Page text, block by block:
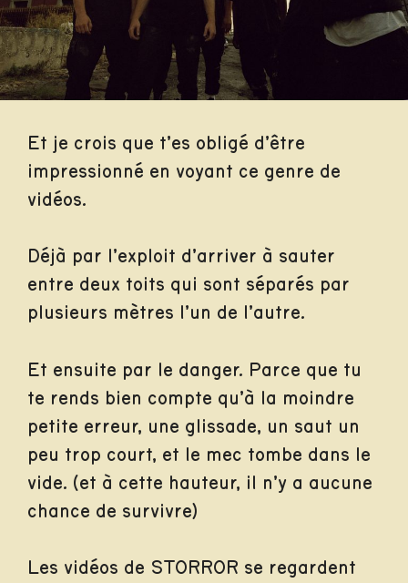
Et je crois que t’es obligé d’être
impressionné en voyant ce genre de
vidéos.
Déjà par l’exploit d’arriver à sauter
entre deux toits qui sont séparés par
plusieurs mètres l’un de l’autre.
Et ensuite par le danger. Parce que tu
te rends bien compte qu’à la moindre
petite erreur, une glissade, un saut un
peu trop court, et le mec tombe dans le
vide. (et à cette hauteur, il n’y a aucune
chance de survivre)
Les vidéos de STORROR se regardent